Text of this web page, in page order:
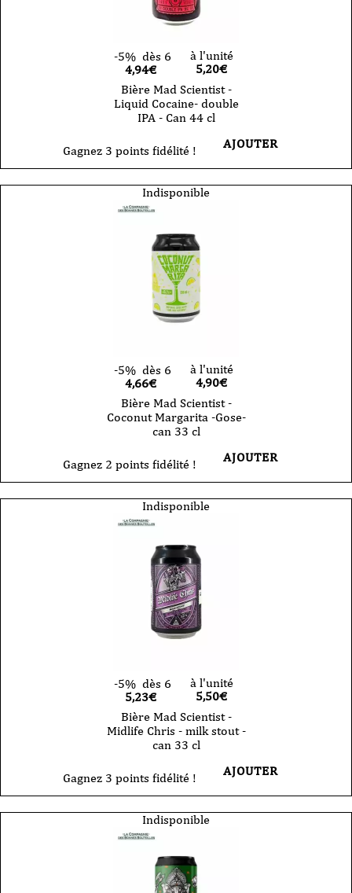
-5% dès 6
4,94€
à l'unité
5,20€
Bière Mad Scientist -
Liquid Cocaine- double
IPA - Can 44 cl
Gagnez 3 points fidélité ! AJOUTER
Indisponible
-5% dès 6
4,66€
à l'unité
4,90€
Bière Mad Scientist -
Coconut Margarita -Gose-
can 33 cl
Gagnez 2 points fidélité ! AJOUTER
Indisponible
-5% dès 6
5,23€
à l'unité
5,50€
Bière Mad Scientist -
Midlife Chris - milk stout -
can 33 cl
Gagnez 3 points fidélité ! AJOUTER
Indisponible